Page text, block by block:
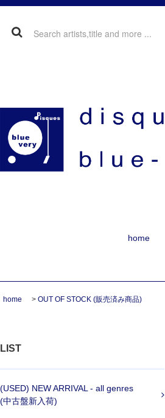
home
home > OUT OF STOCK (販売済み商品)
LIST
(USED) NEW ARRIVAL - all genres
(中古盤新入荷)